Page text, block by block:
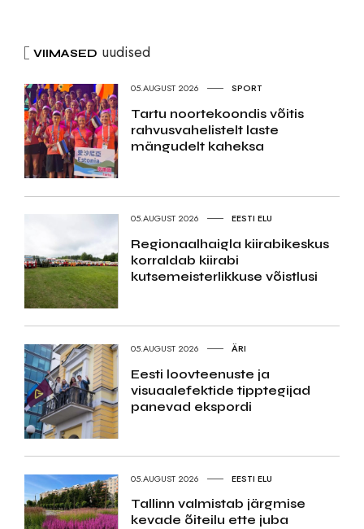
VIIMASED uudised
05.AUGUST 2026 SPORT
Tartu noortekoondis võitis
rahvusvahelistelt laste
mängudelt kaheksa
05.AUGUST 2026 EESTI ELU
Regionaalhaigla kiirabikeskus
korraldab kiirabi
kutsemeisterlikkuse võistlusi
05.AUGUST 2026 ÄRI
Eesti loovteenuste ja
visuaalefektide tipptegijad
panevad ekspordi
05.AUGUST 2026 EESTI ELU
Tallinn valmistab järgmise
kevade õiteilu ette juba